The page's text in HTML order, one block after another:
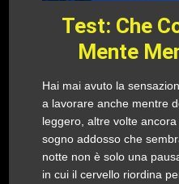
Test: Che
Mente
Hai mai avuto la
a lavorare anche mentre
leggero, altre volte
sogno addosso che
notte non è solo una
in cui il cervello riordina